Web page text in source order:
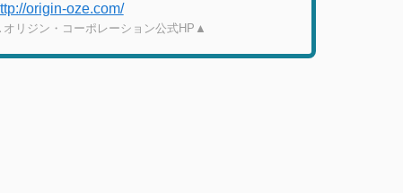
origin-oze.com/
リジン・コーポレーション公式HP▲